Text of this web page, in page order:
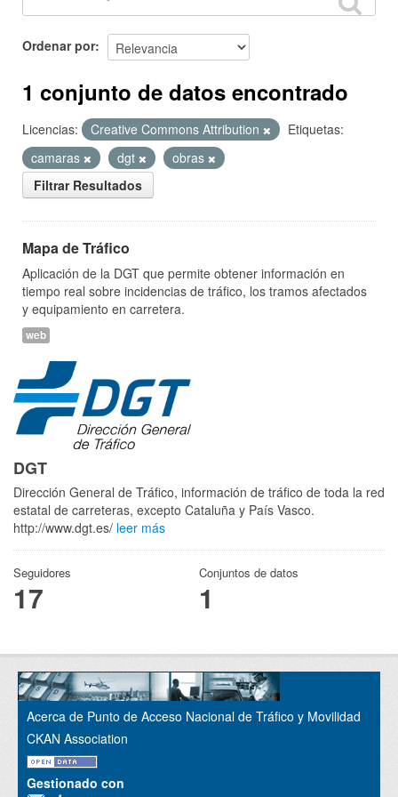
Ordenar por
1 conjunto de datos encontrado
Licencias: Creative Commons Attribution
Etiquetas:
camaras
dgt
obras
Filtrar Resultados
Mapa de Tráfico
Aplicación de la DGT que permite obtener información en
tiempo real sobre incidencias de tráfico, los tramos afectados
y equipamiento en carretera.
web
DGT
Dirección General de Tráfico, información de tráfico de toda la red
estatal de carreteras, excepto Cataluña y País Vasco.
http://www.dgt.es/ leer más
Seguidores
17
Conjuntos de datos
1
Acerca de Punto de Acceso Nacional de Tráfico y Movilidad
CKAN Association
Gestionado con